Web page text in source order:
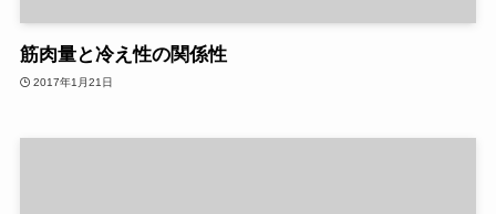
筋肉量と冷え性の関係性
2017年1月21日